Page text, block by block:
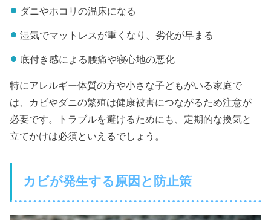
ダニやホコリの温床になる
湿気でマットレスが重くなり、劣化が早まる
底付き感による腰痛や寝心地の悪化
特にアレルギー体質の方や小さな子どもがいる家庭で
は、カビやダニの繁殖は健康被害につながるため注意が
必要です。トラブルを避けるためにも、定期的な換気と
立てかけは必須といえるでしょう。
カビが発生する原因と防止策